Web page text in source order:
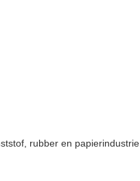
rubber en papierindustrie.